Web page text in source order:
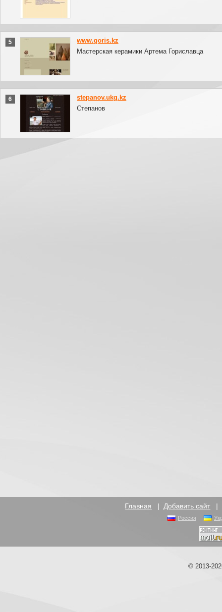
5
www.goris.kz
Мастерская керамики Артема Гориславца
6
stepanov.ukg.kz
Степанов
Главная | Добавить сайт |
Россия
© 2013-